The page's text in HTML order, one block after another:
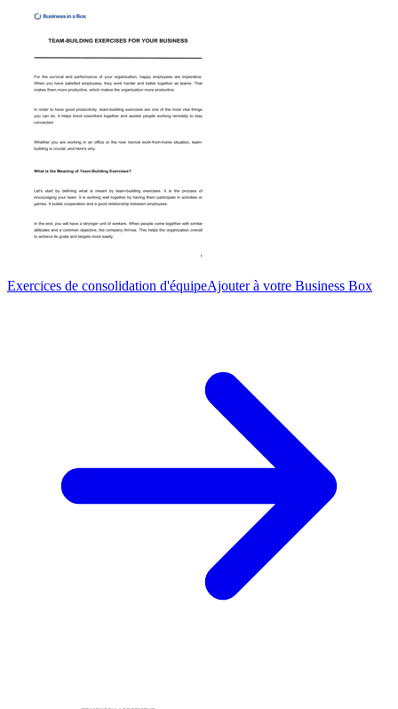
Exercices de consolidation d'équipeAjouter à votre Business Box